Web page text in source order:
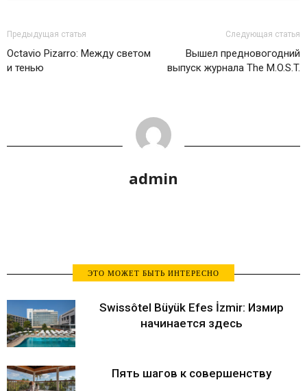
Предыдущая статья
Octavio Pizarro: Mежду светом
и тенью
Следующая статья
Вышел предновогодний
выпуск журнала The M.O.S.T.
admin
ЭТО МОЖЕТ БЫТЬ ИНТЕРЕСНО
Swissôtel Büyük Efes İzmir: Измир
начинается здесь
Пять шагов к совершенству